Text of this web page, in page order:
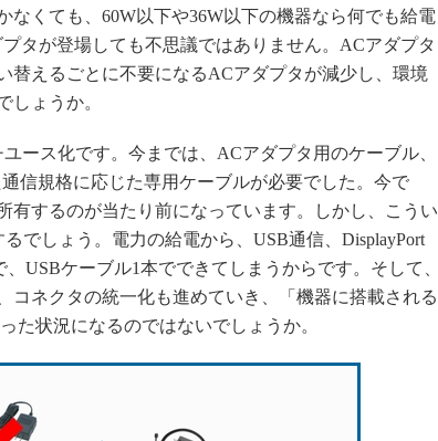
なくても、60W以下や36W以下の機器なら何でも給電
タが登場しても不思議ではありません。ACアダプタ
替えるごとに不要になるACアダプタが減少し、環境
しょうか。
ース化です。今までは、ACアダプタ用のケーブル、
信規格に応じた専用ケーブルが必要でした。今で
有するのが当たり前になっています。しかし、こうい
でしょう。電力の給電から、USB通信、DisplayPort
USBケーブル1本でできてしまうからです。そして、
コネクタの統一化も進めていき、「機器に搭載される
た状況になるのではないでしょうか。